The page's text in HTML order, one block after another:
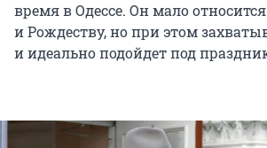
время в Одессе. Он мало
и Рождеству, но при этом
и идеально подойдет под